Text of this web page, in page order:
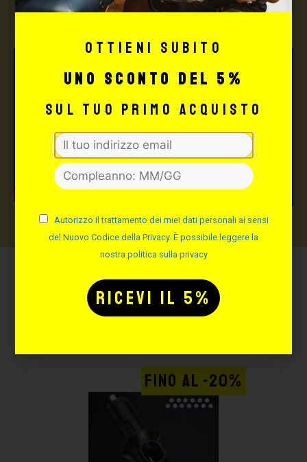
TATTOO STUDIO
Potrebbe interessarti
anche:
FINO AL -20%
Ottieni subito
uno sconto del 5%
sul tuo primo acquisto
Autorizzo il trattamento dei miei dati personali ai sensi
del Nuovo Codice della Privacy. È possibile leggere la
nostra politica sulla privacy